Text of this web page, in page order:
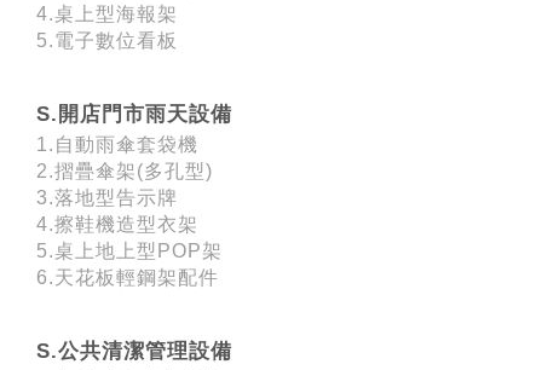
4.桌上型海報架
5.電子數位看板
S.開店門市雨天設備
1.自動雨傘套袋機
2.摺疊傘架(多孔型)
3.落地型告示牌
4.擦鞋機造型衣架
5.桌上地上型POP架
6.天花板輕鋼架配件
S.公共清潔管理設備